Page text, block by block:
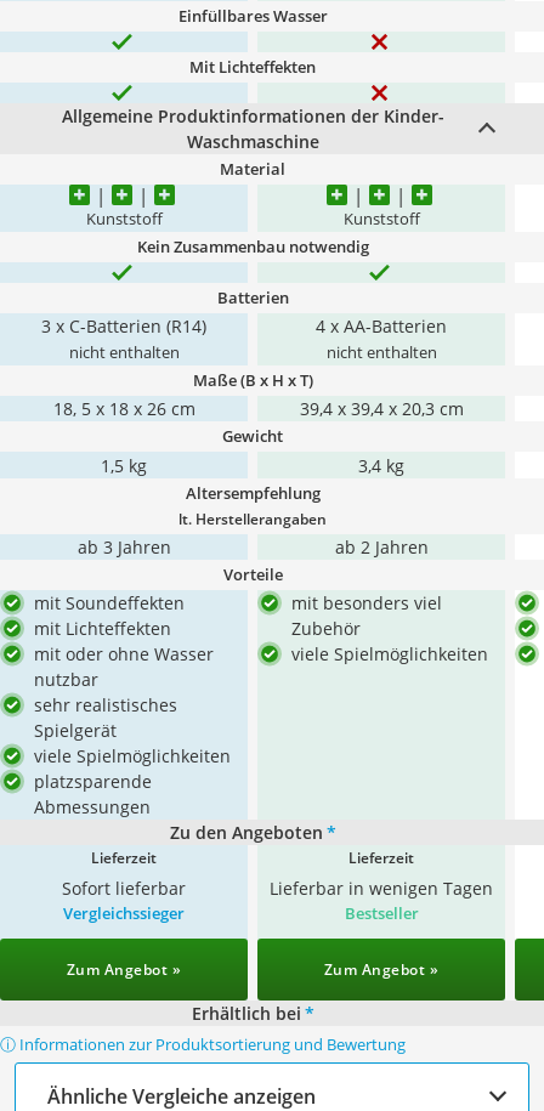
Einfüllbares Wasser
Mit Lichteffekten
Allgemeine Produktinformationen der Kinder-
Waschmaschine
Material
Kunststoff Kunststoff
Kein Zusammenbau notwendig
Batterien
3 x C-Batterien (R14)
nicht enthalten
4 x AA-Batterien
nicht enthalten
Maße (B x H x T)
18, 5 x 18 x 26 cm 39,4 x 39,4 x 20,3 cm
Gewicht
1,5 kg 3,4 kg
Altersempfehlung
lt. Herstellerangaben
ab 3 Jahren ab 2 Jahren
Vorteile
mit Soundeffekten
mit Lichteffekten
mit oder ohne Wasser
nutzbar
sehr realistisches
Spielgerät
viele Spielmöglichkeiten
platzsparende
Abmessungen
mit besonders viel
Zubehör
viele Spielmöglichkeiten
Zu den Angeboten *
Lieferzeit
Sofort lieferbar
Lieferzeit
Lieferbar in wenigen Tagen
Vergleichssieger
Zum Angebot »
Bestseller
Zum Angebot »
Erhältlich bei *
ⓘ Informationen zur Produktsortierung und Bewertung
Ähnliche Vergleiche anzeigen